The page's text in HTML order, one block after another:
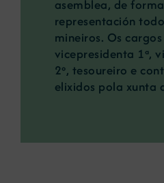
asemblea, de
representación
mineiros. Os
vicepresidenta 1ª,
2º, tesoureiro e
elixidos pola xunta